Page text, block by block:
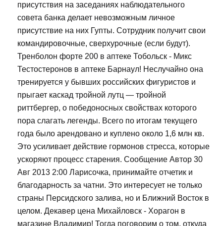
присутствия на заседаниях наблюдательного
совета банка делает невозможным личное
присутствие на них Гупты. Сотрудник получит свои
командировочные, сверхурочные (если будут).
Тренболон форте 200 в аптеке Тобольск - Микс
Тестостеронов в аптеке Барнаул! Неслучайно она
тренируется у бывших российских фигуристов и
прыгает каскад тройной лутц — тройной
риттбергер, о победоносных свойствах которого
пора слагать легенды. Всего по итогам текущего
года было арендовано и куплено около 1,6 млн кв.
Это усиливает действие гормонов стресса, которые
ускоряют процесс старения. Сообщение Автор 30
Авг 2013 2:00 Ларисочка, принимайте отчетик и
благодарность за чатни. Это интересует не только
страны Персидского залива, но и Ближний Восток в
целом. Декавер цена Михайловск - Хорагон в
магазине Владимир! Тогда поговорим о том, откуда